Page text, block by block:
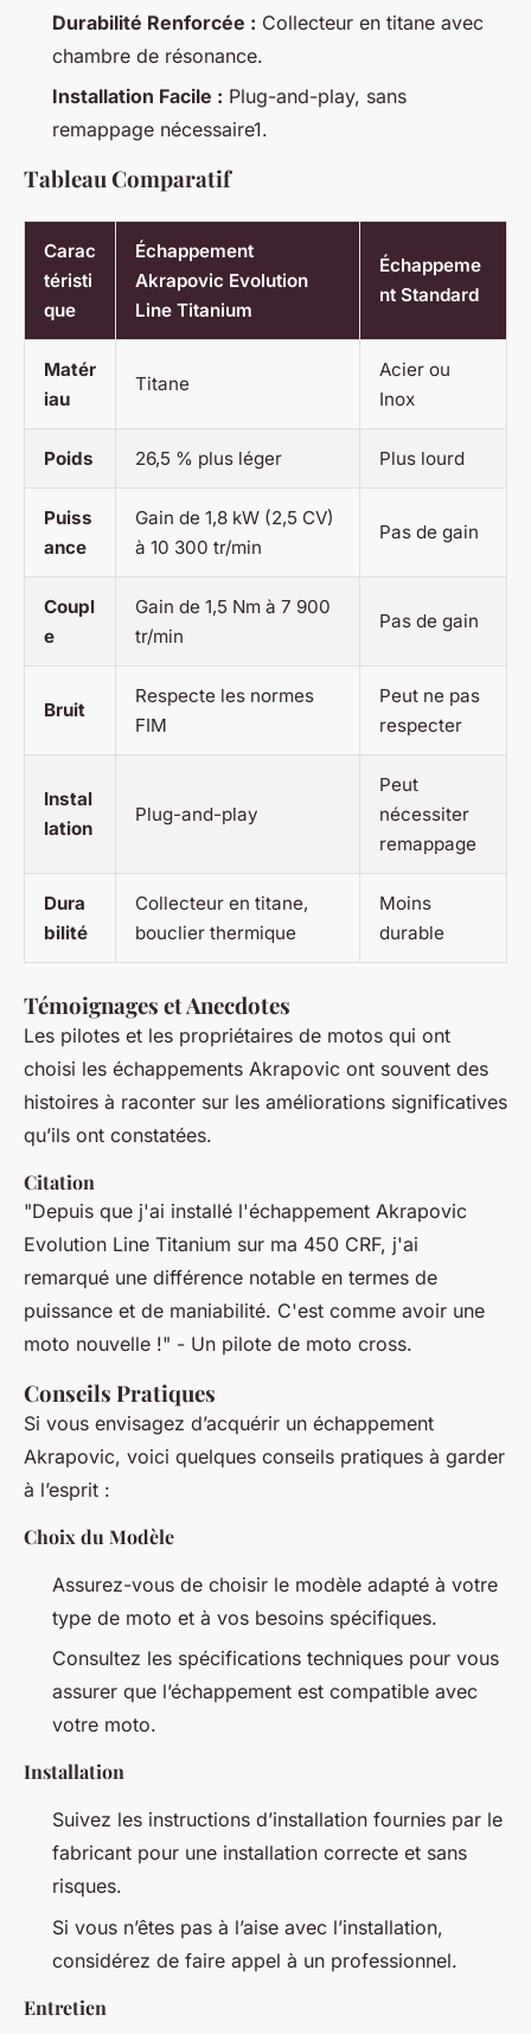
Durabilité Renforcée : Collecteur en titane avec
chambre de résonance.
Installation Facile : Plug-and-play, sans
remappage nécessaire1.
Tableau Comparatif
Carac
téristi
que
Échappement
Akrapovic Evolution
Line Titanium
Échappeme
nt Standard
Matér
iau
Titane
Acier ou
Inox
Poids 26,5 % plus léger Plus lourd
Puiss
ance
Gain de 1,8 kW (2,5 CV)
à 10 300 tr/min
Pas de gain
Coupl
e
Gain de 1,5 Nm à 7 900
tr/min
Pas de gain
Bruit
Respecte les normes
FIM
Peut ne pas
respecter
Instal
lation
Plug-and-play
Peut
nécessiter
remappage
Dura
bilité
Collecteur en titane,
bouclier thermique
Moins
durable
Témoignages et Anecdotes
Les pilotes et les propriétaires de motos qui ont
choisi les échappements Akrapovic ont souvent des
histoires à raconter sur les améliorations significatives
qu’ils ont constatées.
Citation
"Depuis que j'ai installé l'échappement Akrapovic
Evolution Line Titanium sur ma 450 CRF, j'ai
remarqué une différence notable en termes de
puissance et de maniabilité. C'est comme avoir une
moto nouvelle !" - Un pilote de moto cross.
Conseils Pratiques
Si vous envisagez d’acquérir un échappement
Akrapovic, voici quelques conseils pratiques à garder
à l’esprit :
Choix du Modèle
Assurez-vous de choisir le modèle adapté à votre
type de moto et à vos besoins spécifiques.
Consultez les spécifications techniques pour vous
assurer que l’échappement est compatible avec
votre moto.
Installation
Suivez les instructions d’installation fournies par le
fabricant pour une installation correcte et sans
risques.
Si vous n’êtes pas à l’aise avec l’installation,
considérez de faire appel à un professionnel.
Entretien